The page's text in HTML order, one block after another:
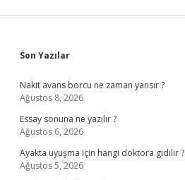
Sidebar
Son Yazılar
Nakit avans borcu ne zaman yansır ?
Ağustos 8, 2026
Essay sonuna ne yazılır ?
Ağustos 6, 2026
Ayakta uyuşma için hangi doktora gidilir ?
Ağustos 5, 2026